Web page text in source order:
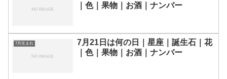
｜色｜果物｜お酒｜ナンバー
7月生まれ
7月21日は何の日｜星座｜誕生石｜花
｜色｜果物｜お酒｜ナンバー